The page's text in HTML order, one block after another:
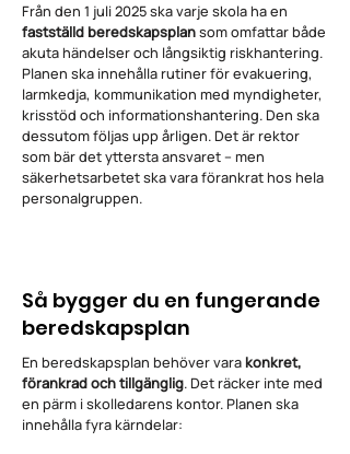
Från den 1 juli 2025 ska varje skola ha en
fastställd beredskapsplansom omfattar både
akuta händelser och långsiktig riskhantering.
Planen ska innehålla rutiner för evakuering,
larmkedja, kommunikation med myndigheter,
krisstöd och informationshantering. Den ska
dessutom följas upp årligen. Det är rektor
som bär det yttersta ansvaret – men
säkerhetsarbetet ska vara förankrat hos hela
personalgruppen.
Så bygger du en fungerande
beredskapsplan
En beredskapsplan behöver varakonkret,
förankrad och tillgänglig. Det räcker inte med
en pärm i skolledarens kontor. Planen ska
innehålla fyra kärndelar: